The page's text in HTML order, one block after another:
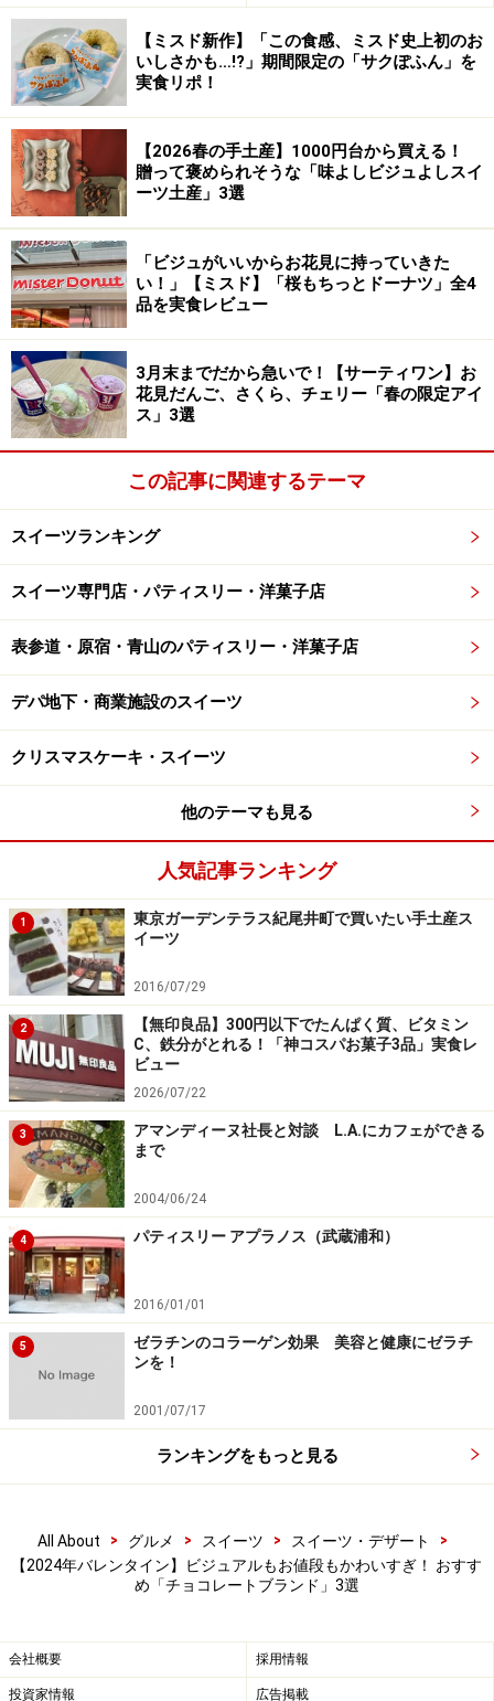
「まるっとフルーツ缶（もも）」（6個入・税込864円）。も
もペーストと国産もも果汁を使った果実酒を合わせたトリュ
フチョコレート ※画像提供／モロゾフ
いずれも1個864円と、ちょっとしたギフトにも買い求め
やすい価格がいいなと思いました。全種類食べてみたい
という人には、5種類すべての味を楽しめるアソート
「まるっとフルーツ缶」（17個入・税込1836円）もおす
すめです。
ちなみに筆者が購入した百貨店のバレンタイン催事場で
は、八百屋さんのようなディスプレーがとてもかわいく
遠目からも目立っていました。見つけたら、ぜひ手に取
ってみてくださいね。
モロゾフオンラインショップ
※なくなり次第終了。また、店舗により取り扱いのない
場合があります
【ルル メリー】ノスタルジックな世界観が
人気！ バレンタイン限定缶も
ルル メリー チョコレートコレクション ※画像提供／メリー
チョコレートカムパニー
メリーチョコレートが手掛ける「ルル メリー」は、ノス
タルジックな世界観が人気のブランド。2024年のバレン
タインは、「湖畔でみつけた、小さな宝物。」をテーマ
にしたオリジナルデザインの商品が登場しています。
「マンディアンとお花のチョコレート」（左／10個入・税込
3240円、右／6個入・税込2160円）※画像提供／メリーチョ
コレートカムパニー
色鮮やかな缶の中に、白鳥やお花をプリントしたチョコ
レートと、ナッツやドライフルーツがのったマンディア
ンチョコレートを詰め合わせた「マンディアンとお花の
チョコレート」のほか、コーヒーと一緒に味わいたい
「いちじくのチョコレート」や「アーモンドドラジェ」
などもあります。
【ルル メリー】「お花のティグレ」はティ
ータイムにぴったり
「お花のティグレ」は2個入・税込864円から展開 ※画像提供
／メリーチョコレートカムパニー
った「お花のティグレ」。チョコレートを使った焼き菓
子で、2個入・864円という買いやすさも魅力。4個入
おやつの時間を楽しくしてくれる、かわいらしい「お花のテ
【ミスド新作】「この食感、ミスド史上初のお
いしさかも…!?」期間限定の「サクぽふん」を
実食リポ！
【2026春の手土産】1000円台から買える！
贈って褒められそうな「味よしビジュよしスイ
ーツ土産」3選
「ビジュがいいからお花見に持っていきた
い！」【ミスド】「桜もちっとドーナツ」全4
品を実食レビュー
3月末までだから急いで！【サーティワン】お
花見だんご、さくら、チェリー「春の限定アイ
ス」3選
この記事に関連するテーマ
スイーツランキング
スイーツ専門店・パティスリー・洋菓子店
表参道・原宿・青山のパティスリー・洋菓子店
デパ地下・商業施設のスイーツ
クリスマスケーキ・スイーツ
他のテーマも見る
人気記事ランキング
1
東京ガーデンテラス紀尾井町で買いたい手土産ス
イーツ
2016/07/29
2
【無印良品】300円以下でたんぱく質、ビタミン
C、鉄分がとれる！「神コスパお菓子3品」実食レ
ビュー
2026/07/22
3
アマンディーヌ社長と対談 L.A.にカフェができる
まで
2004/06/24
4 パティスリー アプラノス（武蔵浦和）
2016/01/01
5
ゼラチンのコラーゲン効果 美容と健康にゼラチ
ンを！
2001/07/17
ランキングをもっと見る
All About > グルメ > スイーツ > スイーツ・デザート
>
【2024年バレンタイン】ビジュアルもお値段もかわいすぎ！ おすす
め「チョコレートブランド」3選
会社概要 採用情報
投資家情報 広告掲載